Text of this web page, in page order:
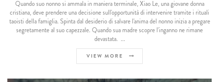
Quando suo nonno si ammala in maniera terminale, Xiao Le, una giovane donna
cristiana, deve prendere una decisione sull'opportunità di intervenire tramite i rituali
taoisti della famiglia. Spinta dal desiderio di salvare l'anima del nonno inizia a pregare
segretamente al suo capezzale. Quando sua madre scopre l'inganno ne rimane
devastata. ...
VIEW MORE